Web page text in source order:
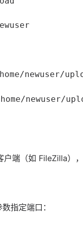
newuser/
newuser/
端（如 FileZilla）
数指定端口：